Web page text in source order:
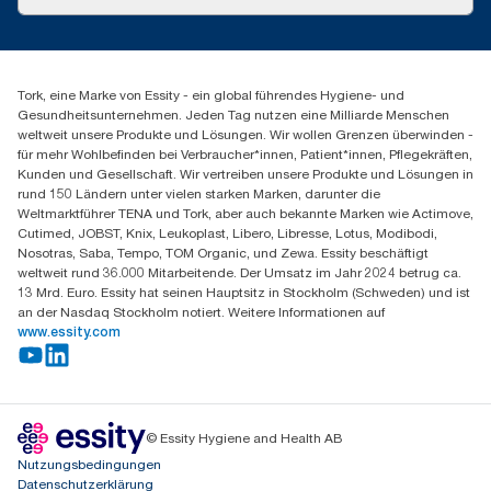
Produktreklamation
Spenderreklamation
+49 (0)621/778 4700
Essity Professional Hygiene Germany GmbH
Sandhofer Straße 176
68305 Mannheim
Mo-Do 8:00-16:30 Uhr | Fr 8:00-15:00
Tork, eine Marke von Essity - ein global führendes Hygiene- und
Gesundheitsunternehmen. Jeden Tag nutzen eine Milliarde Menschen
weltweit unsere Produkte und Lösungen. Wir wollen Grenzen überwinden -
für mehr Wohlbefinden bei Verbraucher*innen, Patient*innen, Pflegekräften,
Kunden und Gesellschaft. Wir vertreiben unsere Produkte und Lösungen in
rund 150 Ländern unter vielen starken Marken, darunter die
Weltmarktführer TENA und Tork, aber auch bekannte Marken wie Actimove,
Cutimed, JOBST, Knix, Leukoplast, Libero, Libresse, Lotus, Modibodi,
Nosotras, Saba, Tempo, TOM Organic, und Zewa. Essity beschäftigt
weltweit rund 36.000 Mitarbeitende. Der Umsatz im Jahr 2024 betrug ca.
13 Mrd. Euro. Essity hat seinen Hauptsitz in Stockholm (Schweden) und ist
an der Nasdaq Stockholm notiert. Weitere Informationen auf
www.essity.com
© Essity Hygiene and Health AB
Nutzungsbedingungen
Datenschutzerklärung